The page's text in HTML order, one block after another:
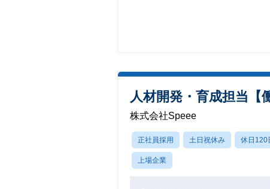
人材開発・育成担当【
株式会社Speee
正社員採用 土日祝休み 休日120
上場企業